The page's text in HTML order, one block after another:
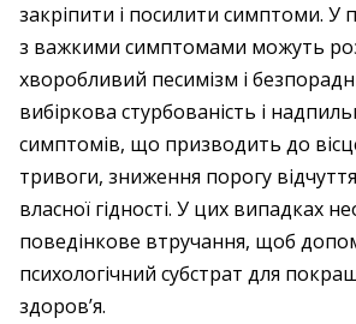
закріпити і посилити симптоми. У
з важкими симптомами можуть
хворобливий песимізм і
вибіркова стурбованість і
симптомів, що призводить до
тривоги, зниження порогу
власної гідності. У цих випадках
поведінкове втручання, щоб
психологічний субстрат для
здоров’я.